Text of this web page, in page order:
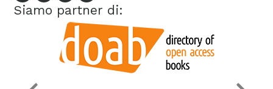
Siamo partner di: